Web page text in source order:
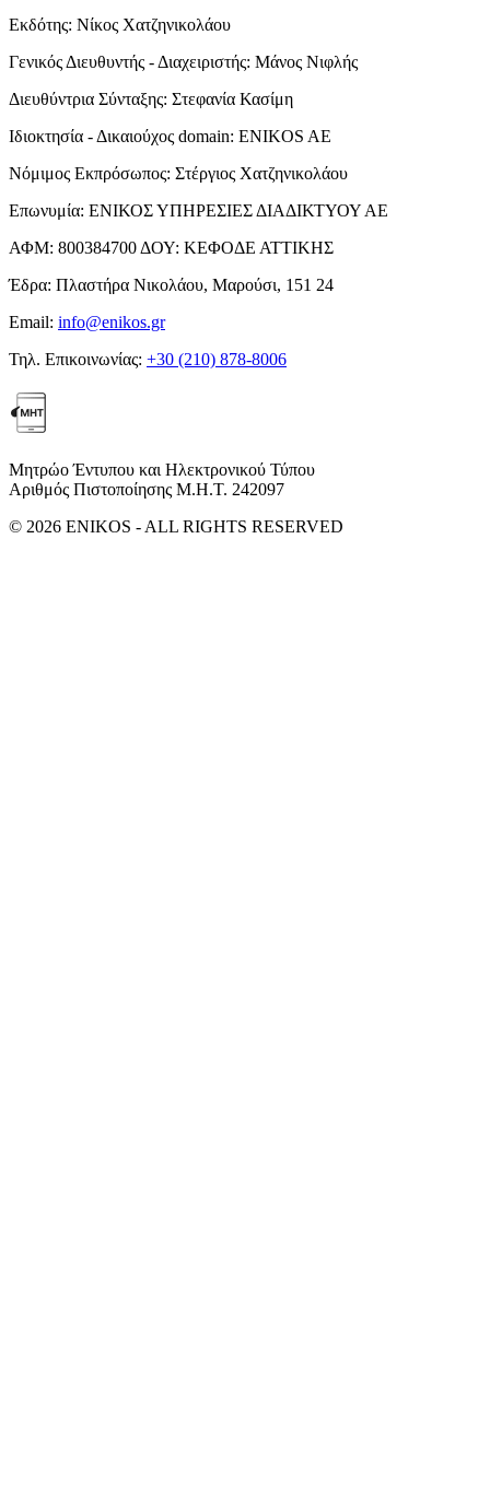
Εκδότης: Νίκος Χατζηνικολάου
Γενικός Διευθυντής - Διαχειριστής: Μάνος Νιφλής
Διευθύντρια Σύνταξης: Στεφανία Κασίμη
Ιδιοκτησία - Δικαιούχος domain: ENIKOS AE
Νόμιμος Εκπρόσωπος: Στέργιος Χατζηνικολάου
Επωνυμία: ΕΝΙΚΟΣ ΥΠΗΡΕΣΙΕΣ ΔΙΑΔΙΚΤΥΟΥ ΑΕ
ΑΦΜ: 800384700 ΔΟΥ: ΚΕΦΟΔΕ ΑΤΤΙΚΗΣ
Έδρα: Πλαστήρα Νικολάου, Μαρούσι, 151 24
Email: info@enikos.gr
Τηλ. Επικοινωνίας: +30 (210) 878-8006
Μητρώο Έντυπου και Ηλεκτρονικού Τύπου
Αριθμός Πιστοποίησης Μ.Η.Τ. 242097
© 2026 ENIKOS - ALL RIGHTS RESERVED